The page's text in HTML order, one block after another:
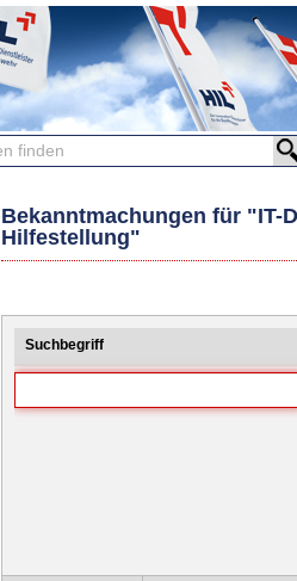
Bekanntmachungen für "IT-
Hilfestellung"
Suchbegriff